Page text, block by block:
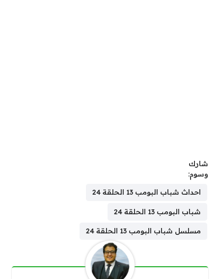
شارك
وسوم:
احداث شباب البومب 13 الحلقة 24
شباب البومب 13 الحلقة 24
مسلسل شباب البومب 13 الحلقة 24